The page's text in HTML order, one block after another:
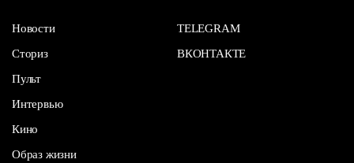
Новости
Сториз
Пульт
Интервью
Кино
Образ жизни
TELEGRAM
ВКОНТАКТЕ